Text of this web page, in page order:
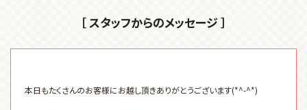
［ スタッフからのメッセージ ］
本日もたくさんのお客様にお越し頂きありがとうございます(*^-^*)